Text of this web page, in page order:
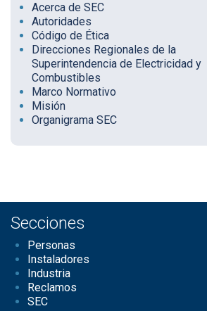
Acerca de SEC
Autoridades
Código de Ética
Direcciones Regionales de la
Superintendencia de Electricidad y
Combustibles
Marco Normativo
Misión
Organigrama SEC
Secciones
Personas
Instaladores
Industria
Reclamos
SEC